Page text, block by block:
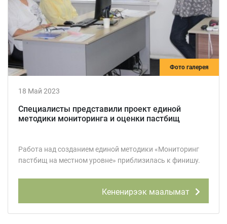
Фото галерея
18 Май 2023
Специалисты представили проект единой
методики мониторинга и оценки пастбищ
Работа над созданием единой методики «Мониторинг
пастбищ на местном уровне» приблизилась к финишу.
Кененирээк маалымат